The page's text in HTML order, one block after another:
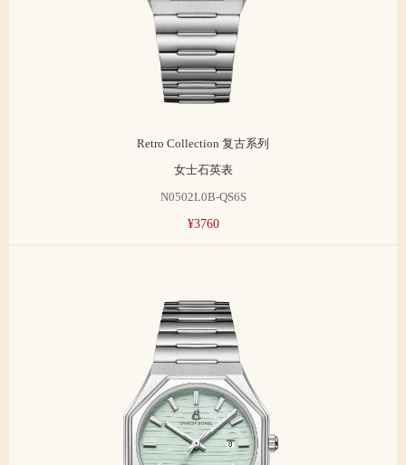
Retro Collection 复古系列
女士石英表
N0502L0B-QS6S
¥3760